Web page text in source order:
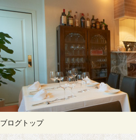
広尾の
メ）」
におすすめ、白金・広
ブログトップ